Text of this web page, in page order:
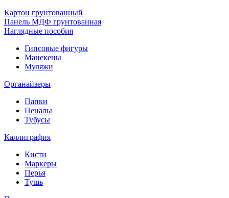
Картон грунтованный
Панель МДФ грунтованная
Наглядные пособия
Гипсовые фигуры
Манекены
Муляжи
Органайзеры
Папки
Пеналы
Тубусы
Каллиграфия
Кисти
Маркеры
Перья
Тушь